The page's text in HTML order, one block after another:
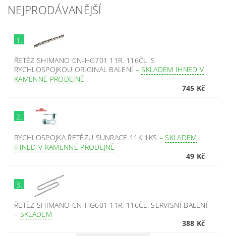
NEJPRODÁVANĚJŠÍ
1.
ŘETĚZ SHIMANO CN-HG701 11R. 116ČL. S
RYCHLOSPOJKOU ORIGINAL BALENÍ – SKLADEM IHNED V
KAMENNÉ PRODEJNĚ
745 Kč
2.
RYCHLOSPOJKA ŘETĚZU SUNRACE 11K 1KS – SKLADEM
IHNED V KAMENNÉ PRODEJNĚ
49 Kč
3.
ŘETĚZ SHIMANO CN-HG601 11R. 116ČL. SERVISNÍ BALENÍ
– SKLADEM
388 Kč